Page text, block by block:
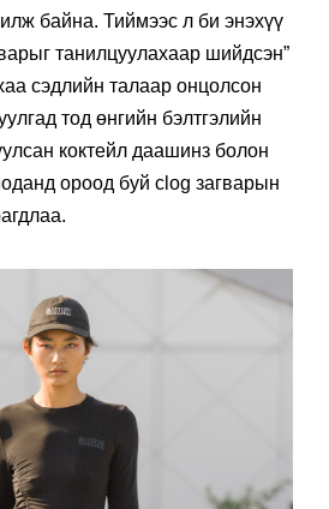
байна. Тиймээс л би энэхүү
танилцуулахаар шийдсэн”
сэдлийн талаар онцолсон
тод өнгийн бэлтгэлийн
коктейл даашинз болон
ороод буй clog загварын